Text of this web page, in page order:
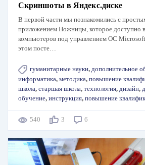
Скриншоты в Яндекс.диске
В первой части мы познакомились с
приложением Ножницы, которое доступно
компьютеров под управлением ОС
этом посте…
гуманитарные науки, дополнительное
информатика, методика, повышение
школа, старшая школа, технология, дизайн,
обучение, инструкция, повышение
540 3 6